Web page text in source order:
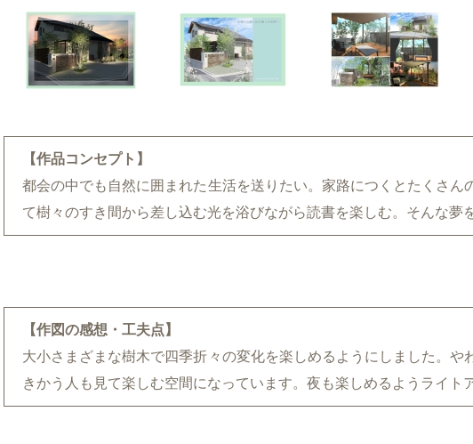
【作品コンセプト】
都会の中でも自然に囲まれた生活を送りたい。家路につくとたくさん
て樹々のすき間から差し込む光を浴びながら読書を楽しむ。そんな夢
【作図の感想・工夫点】
大小さまざまな樹木で四季折々の変化を楽しめるようにしました。
きかう人も見て楽しむ空間になっています。夜も楽しめるようライト